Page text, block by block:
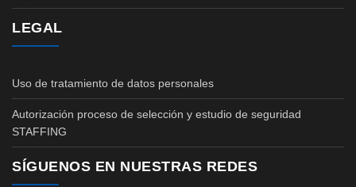
LEGAL
Uso de tratamiento de datos personales
Autorización proceso de selección y estudio de seguridad
STAFFING
SÍGUENOS EN NUESTRAS REDES